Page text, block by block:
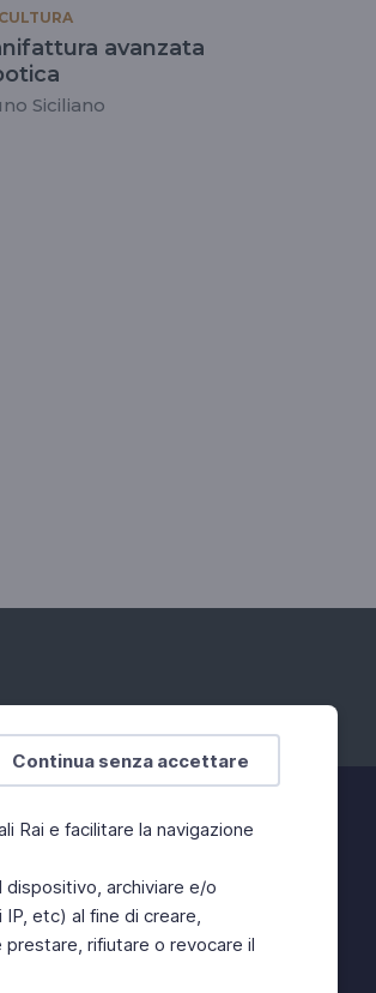
Continua senza accettare
Rai e facilitare la navigazione
archiviare e/o
etc) al fine di creare,
rifiutare o revocare il
avanzata
Siciliano